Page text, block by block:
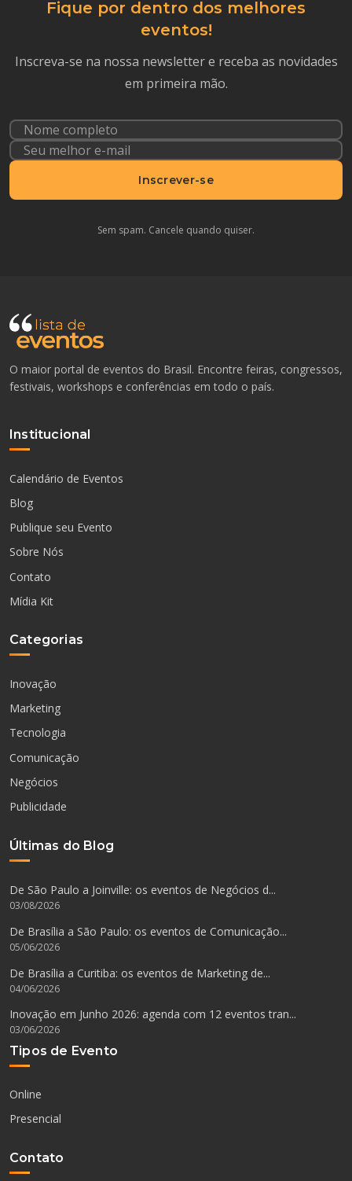
Fique por dentro dos melhores
eventos!
Inscreva-se na nossa newsletter e receba as novidades
em primeira mão.
Inscrever-se
Sem spam. Cancele quando quiser.
O maior portal de eventos do Brasil. Encontre feiras, congressos,
festivais, workshops e conferências em todo o país.
Institucional
Calendário de Eventos
Blog
Publique seu Evento
Sobre Nós
Contato
Mídia Kit
Categorias
Inovação
Marketing
Tecnologia
Comunicação
Negócios
Publicidade
Últimas do Blog
De São Paulo a Joinville: os eventos de Negócios d...
03/08/2026
De Brasília a São Paulo: os eventos de Comunicação...
05/06/2026
De Brasília a Curitiba: os eventos de Marketing de...
04/06/2026
Inovação em Junho 2026: agenda com 12 eventos tran...
03/06/2026
Tipos de Evento
Online
Presencial
Contato